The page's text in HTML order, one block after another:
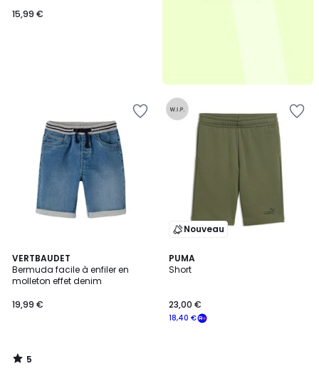
15,99 €
VERTBAUDET
Bermuda facile à enfiler en
molleton effet denim
19,99 €
5
/
5
5
/
Nouveau
PUMA
Short
18,40 €
23,00 €